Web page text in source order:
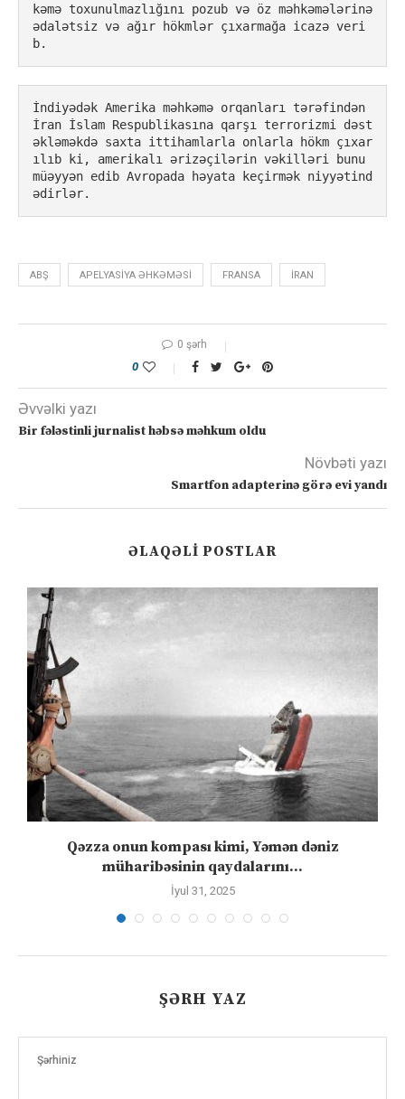
kəmə toxunulmazlığını pozub və öz məhkəmələrinə
ədalətsiz və ağır hökmlər çıxarmağa icazə veri
b.
İndiyədək Amerika məhkəmə orqanları tərəfindən
İran İslam Respublikasına qarşı terrorizmi dəst
əkləməkdə saxta ittihamlarla onlarla hökm çıxar
ılıb ki, amerikalı ərizəçilərin vəkilləri bunu
müəyyən edib Avropada həyata keçirmək niyyətind
ədirlər.
ABŞ APELYASIYA ƏHKƏMƏSI FRANSA IRAN
0 şərh
0
Əvvəlki yazı
Bir fələstinli jurnalist həbsə məhkum oldu
Növbəti yazı
Smartfon adapterinə görə evi yandı
ƏLAQƏLI POSTLAR
Qəzza onun kompası kimi, Yəmən dəniz
müharibəsinin qaydalarını...
İyul 31, 2025
ŞƏRH YAZ